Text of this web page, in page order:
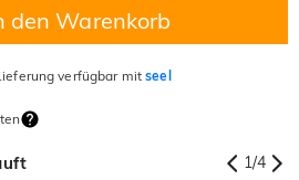
den Warenkorb
verfügbar mitseel
1/4